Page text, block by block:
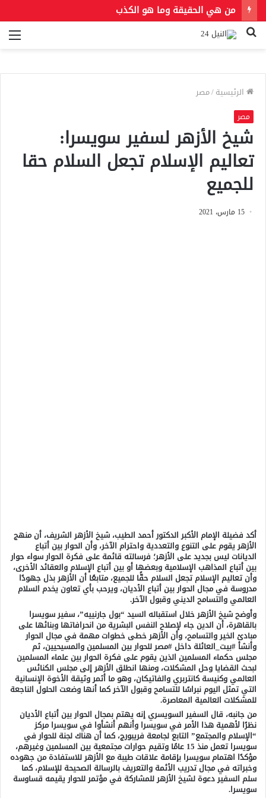
من هي الحقيقة وما هو الكذب
بحث
الرئيسية/مصر
مصر
شيخ الأزهر لسفير سويسرا:
تعاليم الإسلام تجعل السلام حقا
للجميع
15 مارس، 2021
أكد فضيلة الإمام الأكبر الدكتور أحمد الطيب، شيخ الأزهر الشريف، أن منهج
الأزهر يقوم على التنوع والتعددية واحترام الآخر، وأن الحوار بين أتباع
الديانات ليس بجديد على الأزهر؛ فرسالته قائمة على فكرة الحوار سواء حوار
بين أتباع المذاهب الإسلامية وبعضها أو بين أتباع الإسلام والعقائد الأخرى،
وأن تعاليم الإسلام تجعل السلام حقًّا للجميع، متابعًا أن الأزهر بذل جهودًا
مدروسة في مجال الحوار بين أتباع الأديان، ويرحب بأي تعاون يخدم السلام
العالمي والتسامح الديني وقبول الآخر.
وأوضح شيخ الأزهر خلال استقباله السيد “بول جارنييه”، سفير سويسرا
بالقاهرة، أن الدين جاء لإصلاح النفس البشرية من انحرافاتها وبنائها على
مبادئ الخير والتسامح، وأن الأزهر خطى خطوات مهمة في مجال الحوار
وأنشأ #بيت_العائلة داخل #مصر للحوار بين المسلمين والمسيحيين، ثم
مجلس حكماء المسلمين الذين يقوم على فكرة الحوار بين علماء المسلمين
لبحث القضايا وحل المشكلات، ومنها انطلق الأزهر إلى مجلس الكنائس
العالمي وكنيسة كانتربري والفاتيكان، وهو ما أثمر وثيقة الأخوة الإنسانية
التي تمثل اليوم نبراسًا للتسامح وقبول الآخر كما أنها وضعت الحلول الناجعة
للمشكلات العالمية المعاصرة.
من جانبه، قال السفير السويسري إنه يهتم بمجال الحوار بين أتباع الأديان
نظرًا لأهمية هذا الأمر في سويسرا وأنهم أنشأوا في سويسرا مركز
“الإسلام والمجتمع” التابع لجامعة فريبورج، كما أن هناك لجنة للحوار في
سويسرا تعمل منذ 15 عامًا وتقيم حوارات مجتمعية بين المسلمين وغيرهم،
مؤكدًا اهتمام سويسرا بإقامة علاقات طيبة مع الأزهر للاستفادة من جهوده
وخبراته في مجال تدريب الأئمة والتعريف بالرسالة الصحيحة للإسلام، كما
سلم السفير دعوة لشيخ الأزهر للمشاركة في مؤتمر للحوار يقيمه قساوسة
سويسرا.